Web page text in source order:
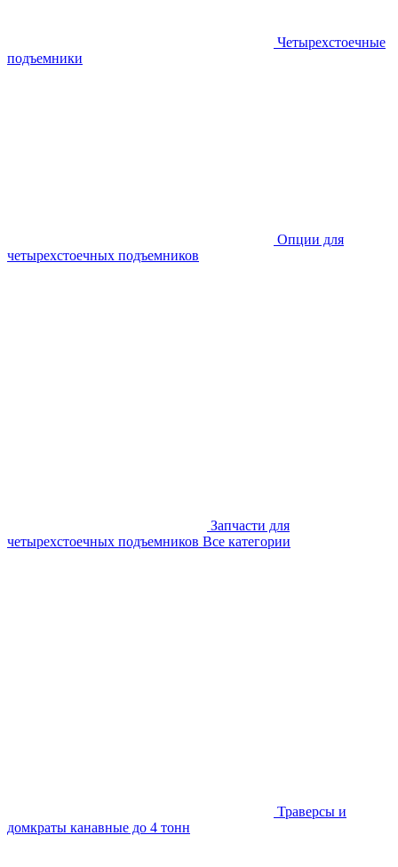
Четырехстоечные
подъемники
Опции для
четырехстоечных подъемников
Запчасти для
четырехстоечных подъемников Все категории
Траверсы и
домкраты канавные до 4 тонн